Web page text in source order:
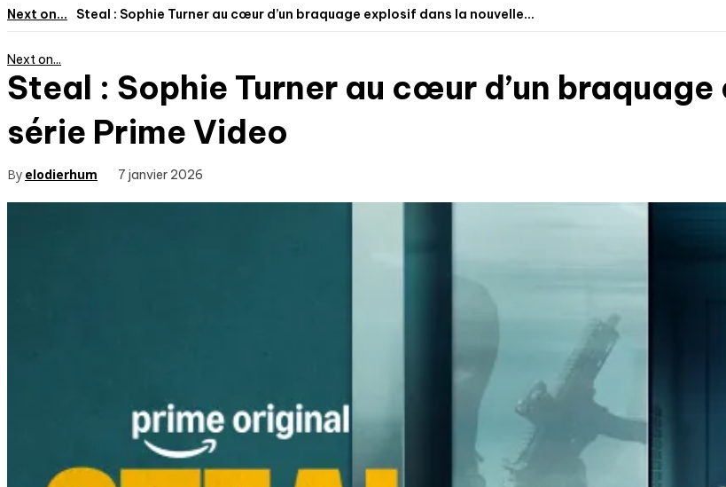
Next on... Steal : Sophie Turner au cœur d’un braquage explosif dans la nouvelle...
Next on...
Steal : Sophie Turner au cœur d’un
série Prime Video
By elodierhum 7 janvier 2026